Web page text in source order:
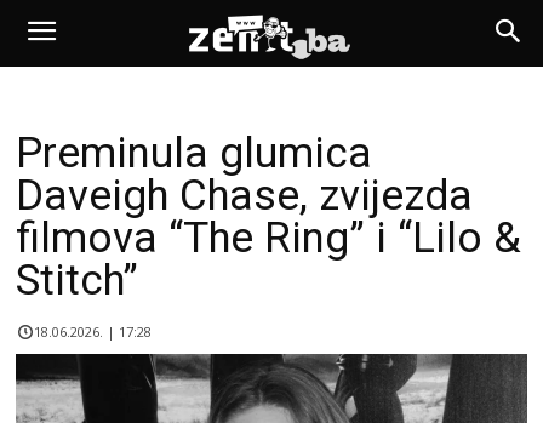
Preminula glumica
Daveigh Chase, zvijezda
filmova “The Ring” i “Lilo &
Stitch”
18.06.2026. | 17:28